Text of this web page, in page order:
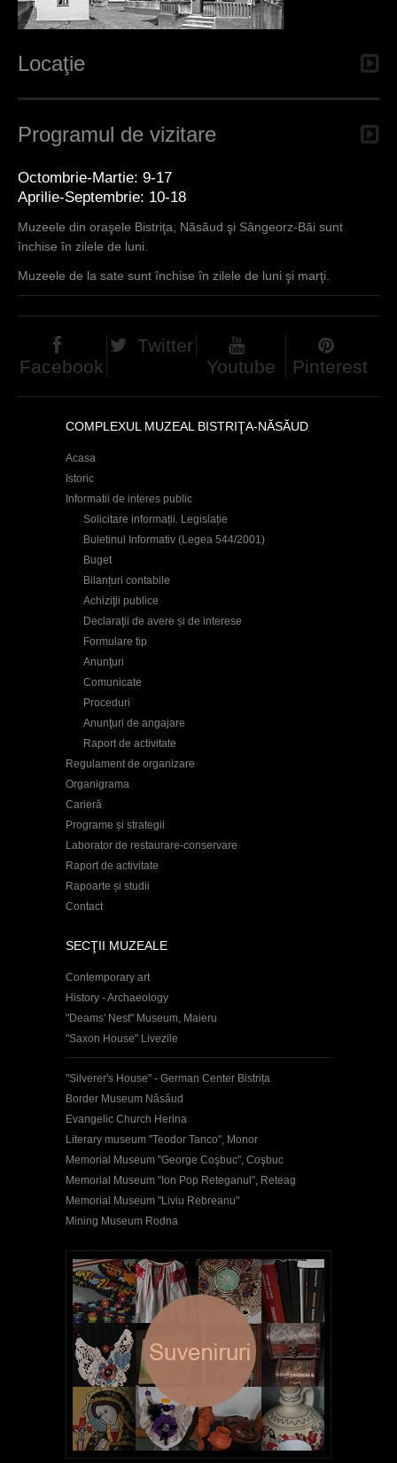
Locaţie
Programul de vizitare
Octombrie-Martie: 9-17
Aprilie-Septembrie: 10-18
Muzeele din oraşele Bistriţa, Năsăud şi Sângeorz-Băi sunt
închise în zilele de luni.
Muzeele de la sate sunt închise în zilele de luni şi marţi.
Facebook
Twitter
Youtube
Pinterest
COMPLEXUL MUZEAL BISTRIŢA-NĂSĂUD
Acasa
Istoric
Informatii de interes public
Solicitare informații. Legislație
Buletinul Informativ (Legea 544/2001)
Buget
Bilanțuri contabile
Achiziţii publice
Declaraţii de avere și de interese
Formulare tip
Anunţuri
Comunicate
Proceduri
Anunţuri de angajare
Raport de activitate
Regulament de organizare
Organigrama
Carieră
Programe și strategii
Laborator de restaurare-conservare
Raport de activitate
Rapoarte și studii
Contact
SECŢII MUZEALE
Contemporary art
History - Archaeology
"Deams' Nest" Museum, Maieru
"Saxon House" Livezile
"Silverer's House" - German Center Bistrița
Border Museum Năsăud
Evangelic Church Herina
Literary museum "Teodor Tanco", Monor
Memorial Museum "George Coşbuc", Coşbuc
Memorial Museum "Ion Pop Reteganul", Reteag
Memorial Museum "Liviu Rebreanu"
Mining Museum Rodna